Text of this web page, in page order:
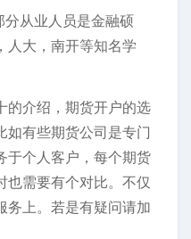
从业人员是金融硕
人大，南开等知名学
的介绍，期货开户的选
如有些期货公司是专门
于个人客户，每个期货
也需要有个对比。不仅
务上。若是有疑问请加